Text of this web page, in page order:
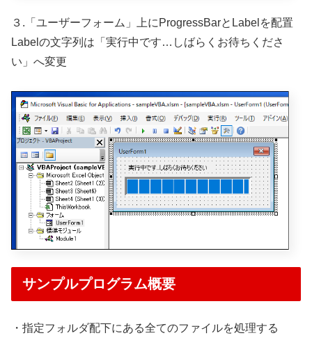
３.「ユーザーフォーム」上にProgressBarとLabelを配置
Labelの文字列は「実行中です…しばらくお待ちくださ
い」へ変更
サンプルプログラム概要
・指定フォルダ配下にある全てのファイルを処理する